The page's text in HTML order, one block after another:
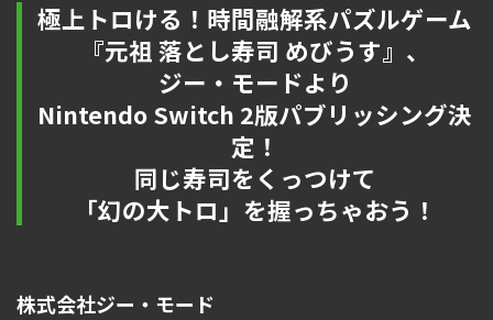
極上トロける！時間融解系パズルゲーム
『元祖 落とし寿司 めびうす』、
ジー・モードより
Nintendo Switch 2版パブリッシング決
定！
同じ寿司をくっつけて
「幻の大トロ」を握っちゃおう！
株式会社ジー・モード